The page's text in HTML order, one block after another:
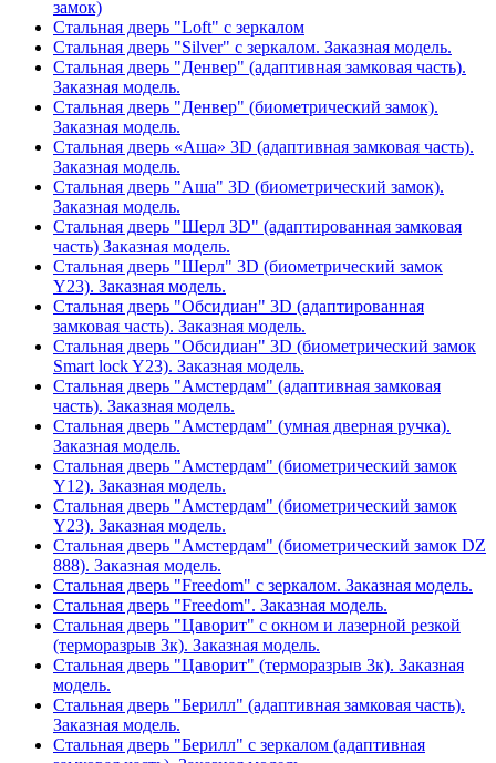
замок)
Стальная дверь "Loft" с зеркалом
Стальная дверь "Silver" с зеркалом. Заказная модель.
Стальная дверь "Денвер" (адаптивная замковая часть).
Заказная модель.
Стальная дверь "Денвер" (биометрический замок).
Заказная модель.
Стальная дверь «Аша» 3D (адаптивная замковая часть).
Заказная модель.
Стальная дверь "Аша" 3D (биометрический замок).
Заказная модель.
Стальная дверь "Шерл 3D" (адаптированная замковая
часть) Заказная модель.
Стальная дверь "Шерл" 3D (биометрический замок
Y23). Заказная модель.
Стальная дверь "Обсидиан" 3D (адаптированная
замковая часть). Заказная модель.
Стальная дверь "Обсидиан" 3D (биометрический замок
Smart lock Y23). Заказная модель.
Стальная дверь "Амстердам" (адаптивная замковая
часть). Заказная модель.
Стальная дверь "Амстердам" (умная дверная ручка).
Заказная модель.
Стальная дверь "Амстердам" (биометрический замок
Y12). Заказная модель.
Стальная дверь "Амстердам" (биометрический замок
Y23). Заказная модель.
Стальная дверь "Амстердам" (биометрический замок DZ
888). Заказная модель.
Стальная дверь "Freedom" с зеркалом. Заказная модель.
Стальная дверь "Freedom". Заказная модель.
Стальная дверь "Цаворит" с окном и лазерной резкой
(терморазрыв 3к). Заказная модель.
Стальная дверь "Цаворит" (терморазрыв 3к). Заказная
модель.
Стальная дверь "Берилл" (адаптивная замковая часть).
Заказная модель.
Стальная дверь "Берилл" с зеркалом (адаптивная